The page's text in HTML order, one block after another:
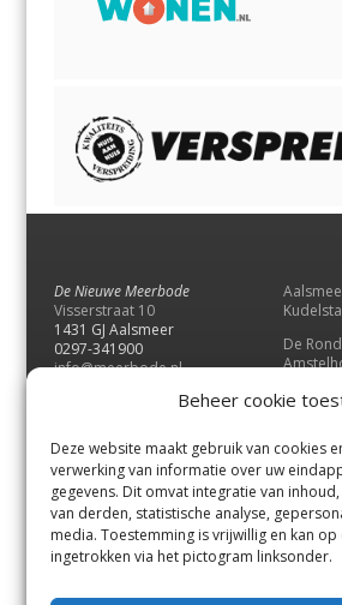
Beheer cookie
Deze website maakt gebruik van cookies
verwerking van informatie over uw
gegevens. Dit omvat integratie van
van derden, statistische analyse,
media. Toestemming is vrijwillig en kan
ingetrokken via het pictogram linksonder.
De Nieuwe Meerbode
Visserstraat 10
1431 GJ Aalsmeer
0297-341900
info@meerbode.nl
De
Contact
Andere